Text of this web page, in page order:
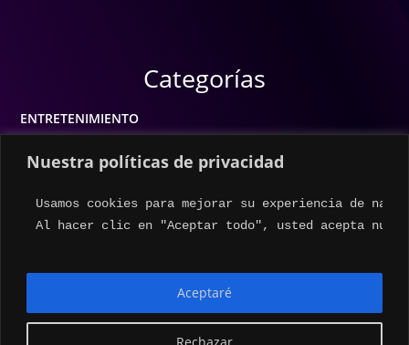
Nuestra políticas de privacidad
Usamos cookies para mejorar su experiencia de
Al hacer clic en "Aceptar todo", usted acepta
Rechazar
Aceptaré
Categorías
ENTRETENIMIENTO
ESTILO DE VIDA